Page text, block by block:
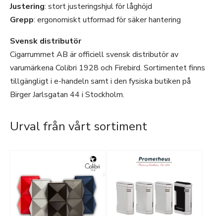
Justering: stort justeringshjul för låghöjd
Grepp: ergonomiskt utformad för säker hantering
Svensk distributör
Cigarrummet AB är officiell svensk distributör av
varumärkena Colibri 1928 och Firebird. Sortimentet finns
tillgängligt i e-handeln samt i den fysiska butiken på
Birger Jarlsgatan 44 i Stockholm.
Urval från vårt sortiment